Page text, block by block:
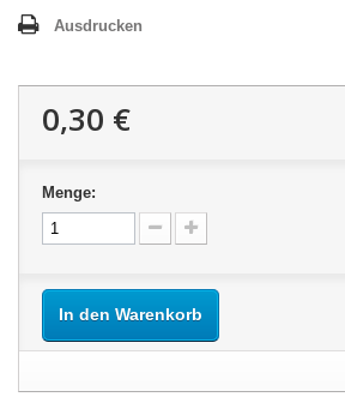
Ausdrucken
0,30 €
Menge:
In den Warenkorb